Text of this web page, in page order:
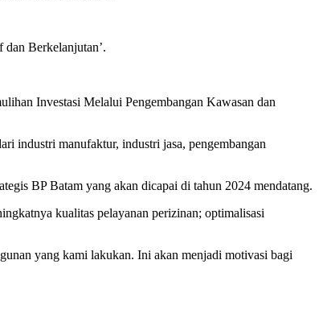
Berkelanjutan’.
Investasi Melalui Pengembangan Kawasan dan
industri manufaktur, industri jasa, pengembangan
BP Batam yang akan dicapai di tahun 2024 mendatang.
kualitas pelayanan perizinan; optimalisasi
yang kami lakukan. Ini akan menjadi motivasi bagi